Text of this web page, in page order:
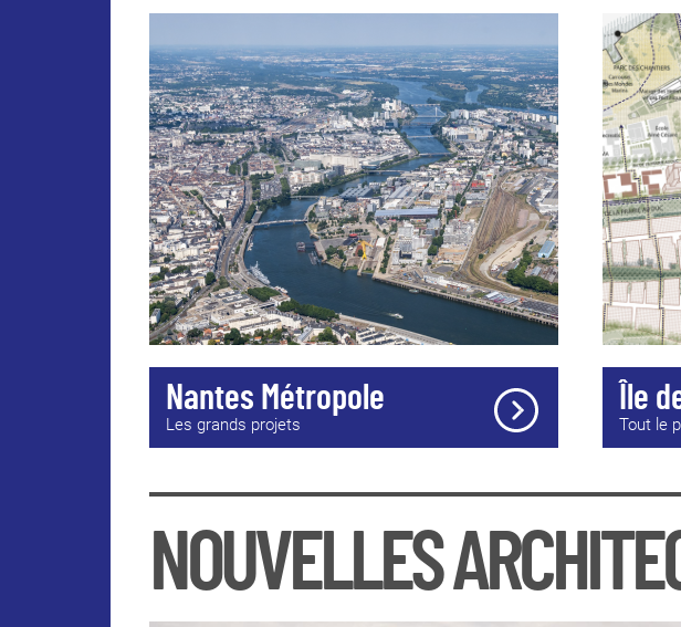
4 300 m² d’ateliers sont consacrés à la recherche et à
tous le domaines des arts visuels : pôles construction, image et print.
400 étudiants (dont 30 % d’étrangers), 2 000 élèves de tous âges et
équipes pédagogiques occupent les espaces dédiés à l’enseignement
aux cours publics et à l’éducation artistique.
Ouvert à tous·tes, le pôle public de plus de 900 m² est constitué
d'une galerie d'art et d'une collection d'art contemporain
, d’un
d’une bibliothèque spécialisée en art.
ENSEIGNEMENT ARTISTIQUE SUPÉRIEUR DE NANTES
Les grands établissements d’enseignement supérieur artistique seront
regroupés de l’île de Nantes : l’école nationale supérieure
Nantes (ensa Nantes), le pôle universitaire interdisciplinaire dédié aux
numériques, l’école supérieure des beaux-arts de Nantes, l'école de
Nantes Atlantique et Audencia Sciences Com, le Pôle des arts
projet urbain répond aux grands enjeux de l'École des beaux-arts :
encourager la création de pôles de recherche ;
faciliter la mise en place de passerelles entre les acteurs du
questionner et répondre aux enjeux du développement économique
Nantes Métropole
Les grands projets
Île
Tout le
NOUVELLES